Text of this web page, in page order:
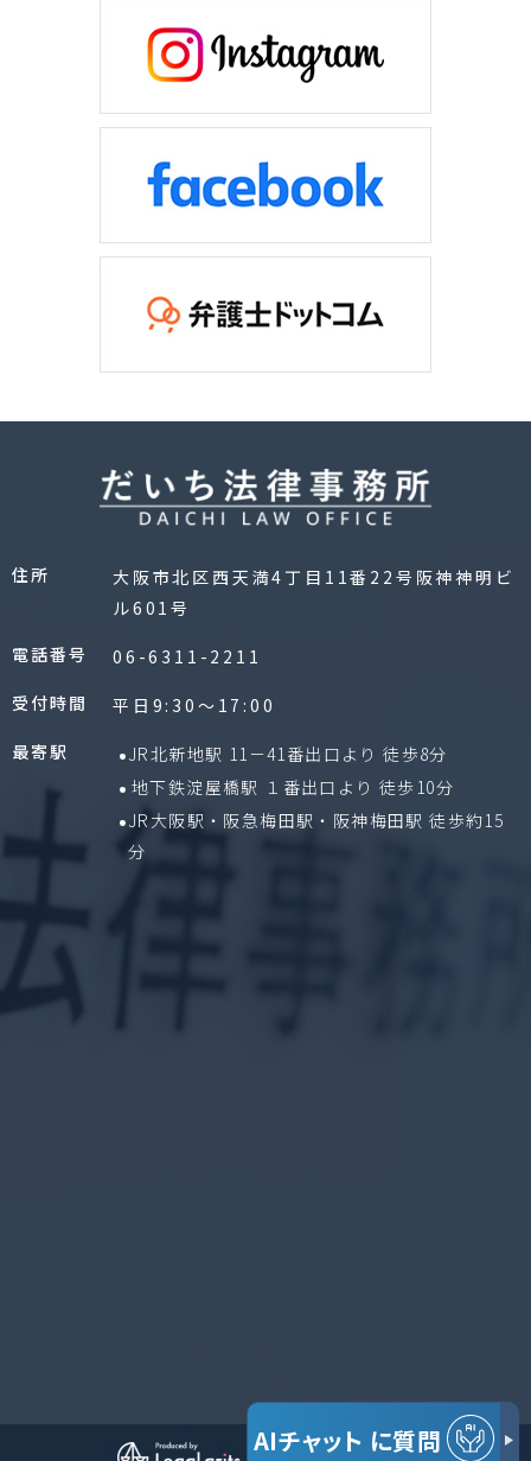
住所
大阪市北区西天満4丁目11番22号阪神神明ビ
ル601号
電話番号
06-6311-2211
受付時間
平日9:30〜17:00
最寄駅
JR北新地駅 11－41番出口より 徒歩8分
地下鉄淀屋橋駅 １番出口より 徒歩10分
JR大阪駅・阪急梅田駅・阪神梅田駅 徒歩約15
分
© だいち法律事務所
AIチャット に質問